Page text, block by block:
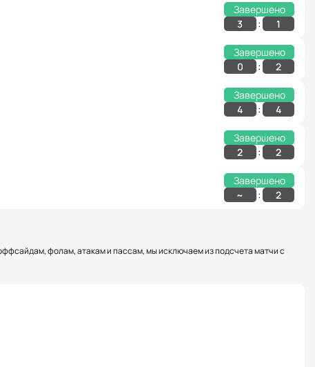
Завершено
3 : 1
Завершено
0 : 2
Завершено
4 : 4
Завершено
2 : 2
Завершено
~ : 2
фолам, атакам и пассам, мы исключаем из подсчета матчи с